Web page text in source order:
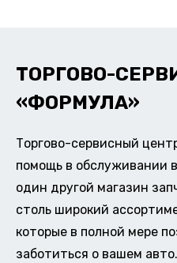
ТОРГОВО-
«ФОРМУЛА»
Торгово-сервисный
помощь в обслуживании
один другой магазин
столь широкий
которые в полной мере
заботиться о вашем